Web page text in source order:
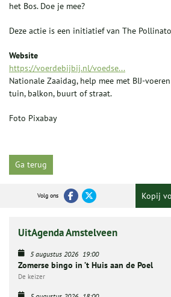
het Bos. Doe je mee?
Deze actie is een initiatief van The
Website
https://voerdebijbij.nl/voedse...
Nationale Zaaidag, help mee met BIJ-
tuin, balkon, buurt of straat.
Foto Pixabay
Ga terug
Volg ons Kopij
UitAgenda Amstelveen
5 augustus 2026 19:00
Zomerse bingo in ’t Huis aan de Poel
De keizer